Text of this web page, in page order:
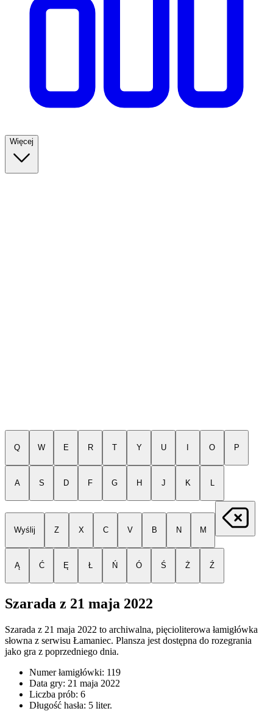
Więcej
Q W E R T Y U O P
A S D F G H J K L
Wyślij Z X C V B N M
Ą Ć Ę Ł Ń Ó Ś Ż Ź
Szarada z 21 maja 2022
Szarada z 21 maja 2022 to archiwalna, pięcioliterowa łamigłówka
słowna z serwisu Łamaniec. Plansza jest dostępna do rozegrania
jako gra z poprzedniego dnia.
Numer łamigłówki: 119
Data gry: 21 maja 2022
Liczba prób: 6
Długość hasła: 5 liter.